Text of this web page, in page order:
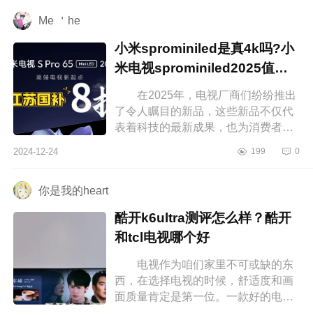
Me ＇he
小米sprominiled是真4k吗?小
米电视sprominiled2025值得
入手吗
在2025年，电视厂商们纷纷推出
了令人瞩目的新品，这些新品不仅代
表着科技的最新成果，也为消费者带
绍下小米sprominiled是真4k吗?小米...
2024-12-24 199 0
你是我的heart
酷开k6ultra测评怎么样？酷开
和tcl电视哪个好
电视作为咱们家里不可或缺的东
西，在选择电视的时候，舒适度和画
面质量肯定是第一位。一款好的电视